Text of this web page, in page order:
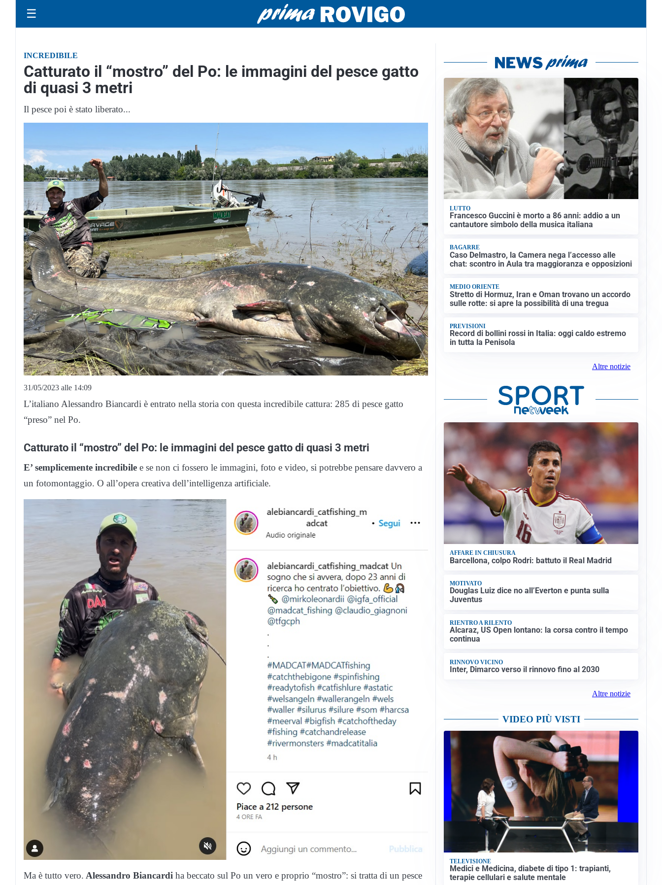
☰
INCREDIBILE
Catturato il “mostro” del Po: le immagini del pesce gatto
di quasi 3 metri
Il pesce poi è stato liberato...
31/05/2023 alle 14:09
L’italiano Alessandro Biancardi è entrato nella storia con questa incredibile cattura: 285 di pesce gatto
“preso” nel Po.
Catturato il “mostro” del Po: le immagini del pesce gatto di quasi 3 metri
E’ semplicemente incredibile e se non ci fossero le immagini, foto e video, si potrebbe pensare davvero a
un fotomontaggio. O all’opera creativa dell’intelligenza artificiale.
Ma è tutto vero. Alessandro Biancardi ha beccato sul Po un vero e proprio “mostro”: si tratta di un pesce
LUTTO
Francesco Guccini è morto a 86 anni: addio a un
cantautore simbolo della musica italiana
BAGARRE
Caso Delmastro, la Camera nega l’accesso alle
chat: scontro in Aula tra maggioranza e opposizioni
MEDIO ORIENTE
Stretto di Hormuz, Iran e Oman trovano un accordo
sulle rotte: si apre la possibilità di una tregua
PREVISIONI
Record di bollini rossi in Italia: oggi caldo estremo
in tutta la Penisola
Altre notizie
AFFARE IN CHIUSURA
Barcellona, colpo Rodri: battuto il Real Madrid
MOTIVATO
Douglas Luiz dice no all’Everton e punta sulla
Juventus
RIENTRO A RILENTO
Alcaraz, US Open lontano: la corsa contro il tempo
continua
RINNOVO VICINO
Inter, Dimarco verso il rinnovo fino al 2030
Altre notizie
VIDEO PIÙ VISTI
TELEVISIONE
Medici e Medicina, diabete di tipo 1: trapianti,
terapie cellulari e salute mentale